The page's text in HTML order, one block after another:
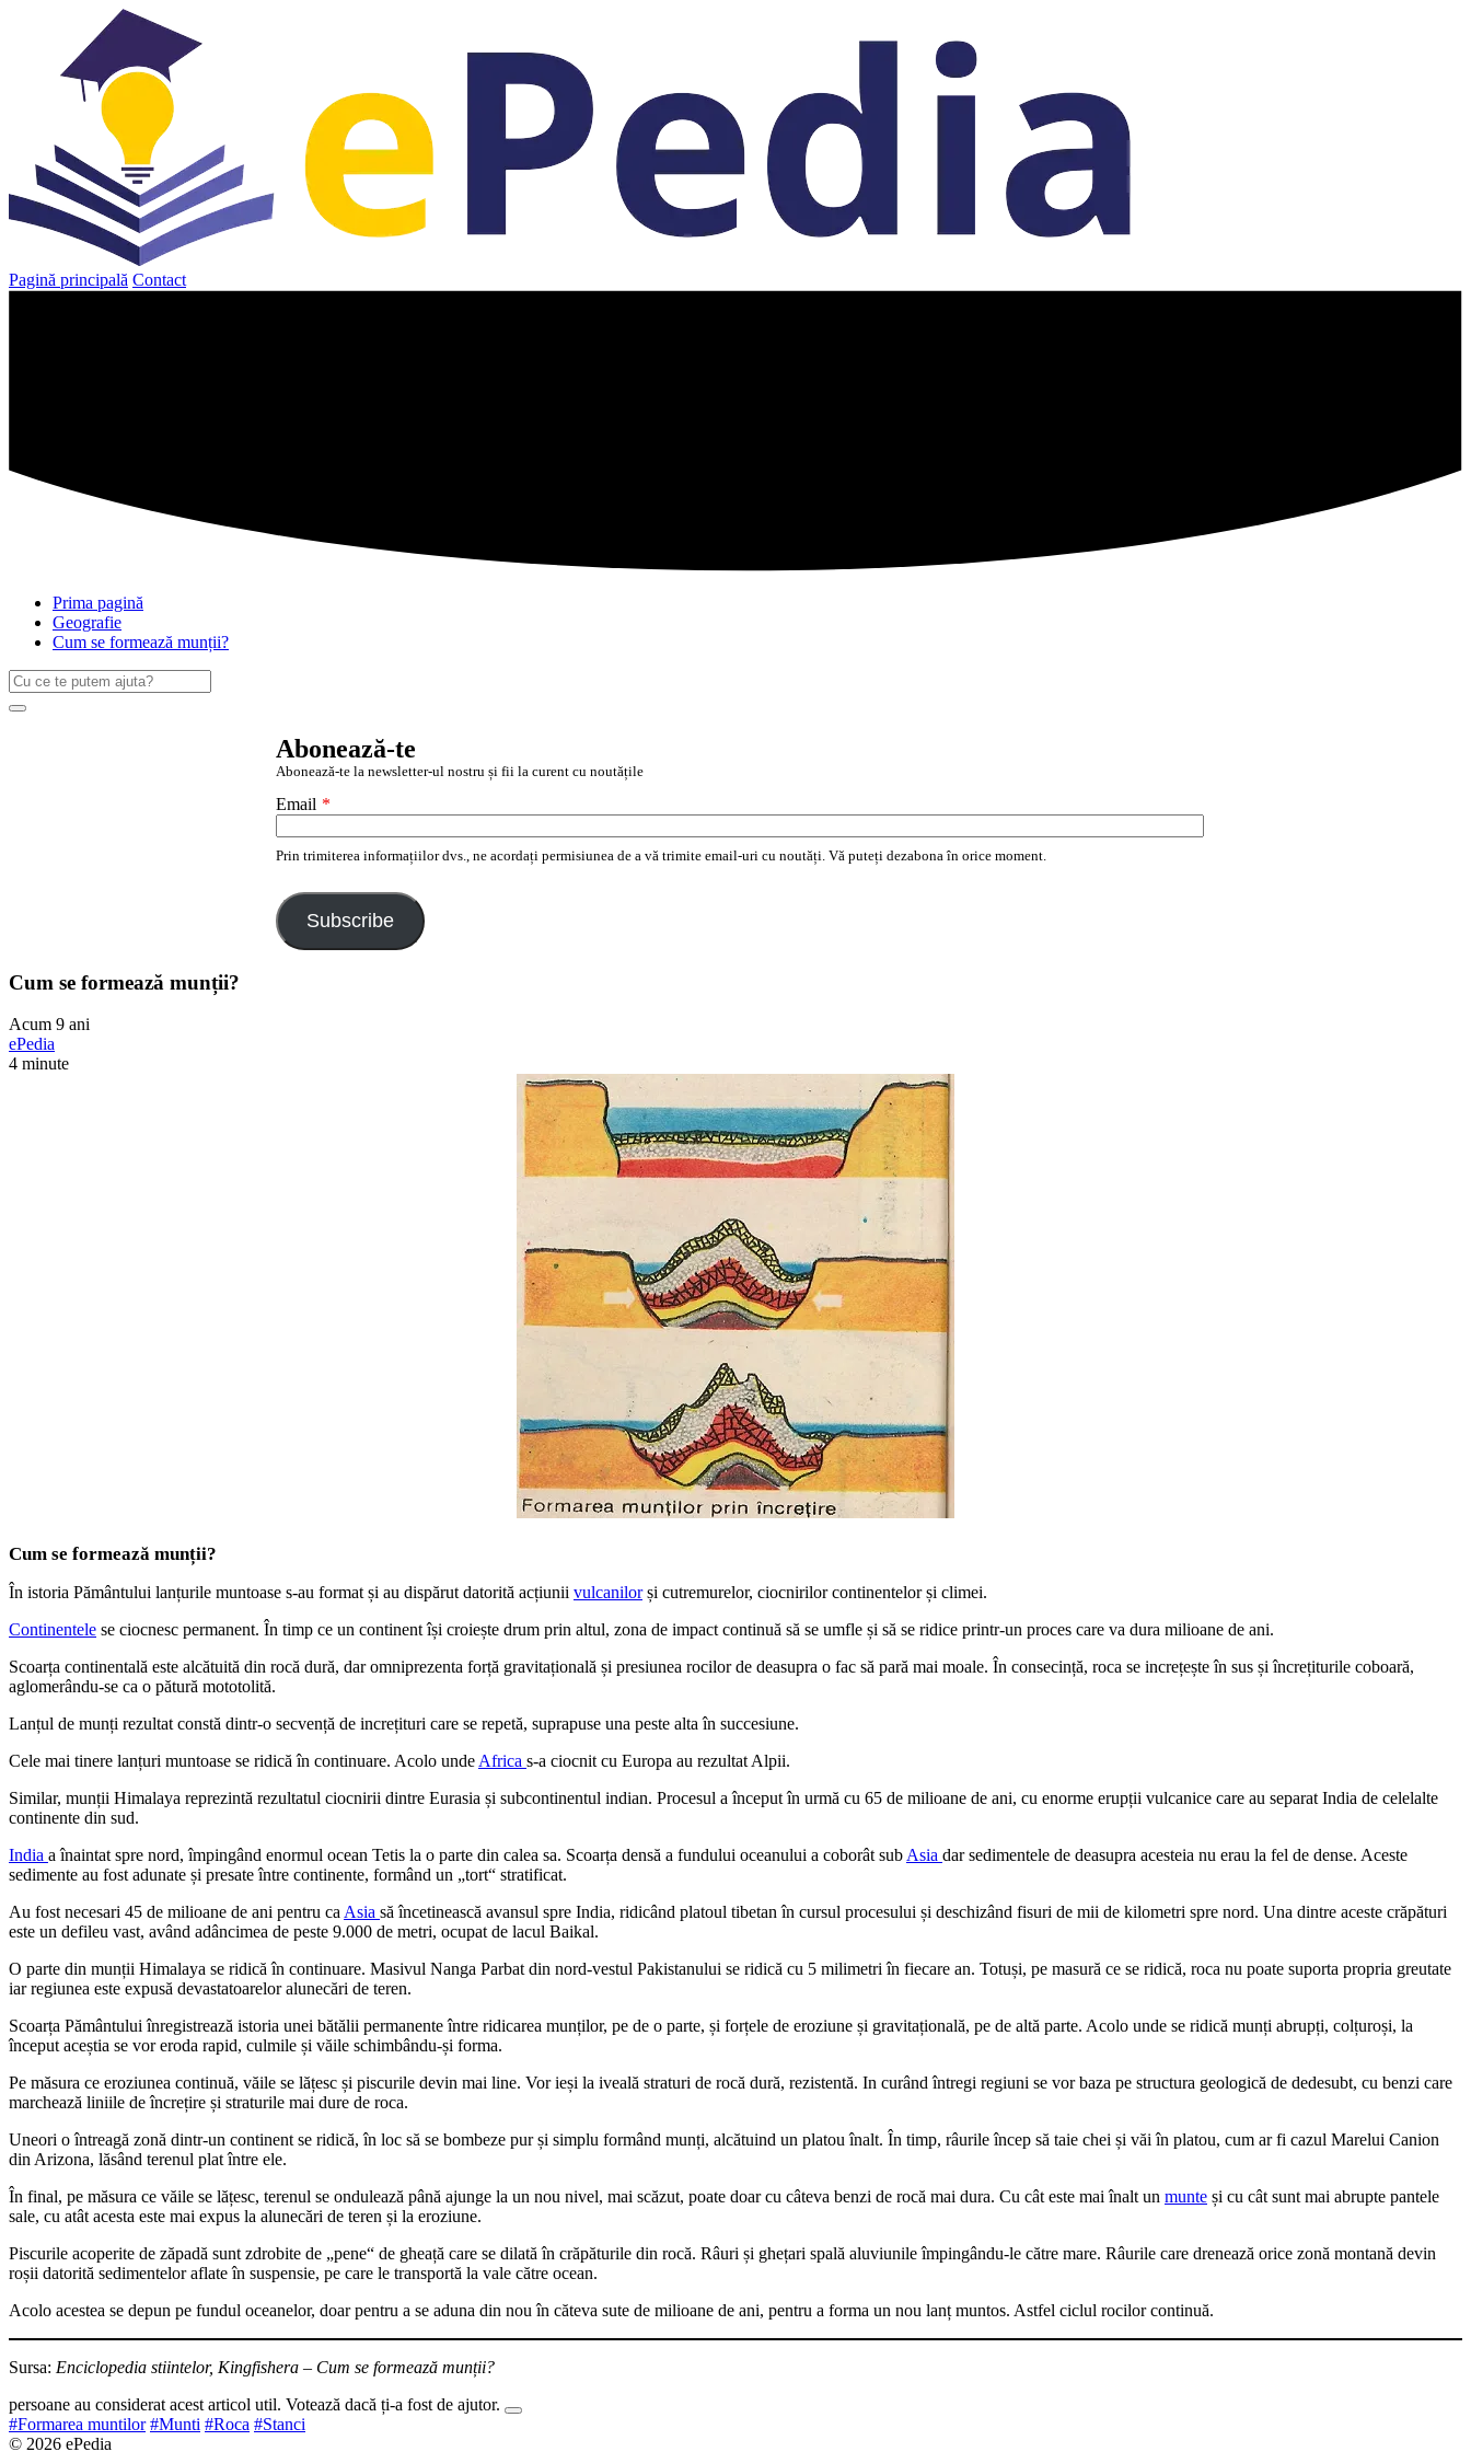
Pagină principală Contact
Prima pagină
Geografie
Cum se formează munții?
Caută
după:
Search
Abonează-te
Abonează-te la newsletter-ul nostru și fii la curent cu noutățile
Email *
Prin trimiterea informațiilor dvs., ne acordați permisiunea de a vă trimite email-uri cu noutăți. Vă puteți dezabona în orice moment.
Subscribe
Cum se formează munții?
Acum 9 ani
ePedia
4 minute
Cum se formează munții?
În istoria Pământului lanțurile muntoase s-au format și au dispărut datorită acțiunii vulcanilorși cutremurelor, ciocnirilor continentelor și climei.
Continentele se ciocnesc permanent. În timp ce un continent își croiește drum prin altul, zona de impact continuă să se umfle și să se ridice printr-un proces care va dura milioane de ani.
Scoarța continentală este alcătuită din rocă dură, dar omniprezenta forță gravitațională și presiunea rocilor de deasupra o fac să pară mai moale. În consecință, roca se increțește în sus și încrețiturile coboară,
aglomerându-se ca o pătură mototolită.
Lanțul de munți rezultat constă dintr-o secvență de increțituri care se repetă, suprapuse una peste alta în succesiune.
Cele mai tinere lanțuri muntoase se ridică în continuare. Acolo unde Africa s-a ciocnit cu Europa au rezultat Alpii.
Similar, munții Himalaya reprezintă rezultatul ciocnirii dintre Eurasia și subcontinentul indian. Procesul a început în urmă cu 65 de milioane de ani, cu enorme erupții vulcanice care au separat India de celelalte
continente din sud.
India a înaintat spre nord, împingând enormul ocean Tetis la o parte din calea sa. Scoarța densă a fundului oceanului a coborât sub Asia dar sedimentele de deasupra acesteia nu erau la fel de dense. Aceste
sedimente au fost adunate și presate între continente, formând un „tort“ stratificat.
Au fost necesari 45 de milioane de ani pentru ca Asia să încetinească avansul spre India, ridicând platoul tibetan în cursul procesului și deschizând fisuri de mii de kilometri spre nord. Una dintre aceste crăpături
este un defileu vast, având adâncimea de peste 9.000 de metri, ocupat de lacul Baikal.
O parte din munții Himalaya se ridică în continuare. Masivul Nanga Parbat din nord-vestul Pakistanului se ridică cu 5 milimetri în fiecare an. Totuși, pe masură ce se ridică, roca nu poate suporta propria greutate
iar regiunea este expusă devastatoarelor alunecări de teren.
Scoarța Pământului înregistrează istoria unei bătălii permanente între ridicarea munților, pe de o parte, și forțele de eroziune și gravitațională, pe de altă parte. Acolo unde se ridică munți abrupți, colțuroși, la
început aceștia se vor eroda rapid, culmile și văile schimbându-și forma.
Pe măsura ce eroziunea continuă, văile se lățesc și piscurile devin mai line. Vor ieși la iveală straturi de rocă dură, rezistentă. In curând întregi regiuni se vor baza pe structura geologică de dedesubt, cu benzi care
marchează liniile de încrețire și straturile mai dure de roca.
Uneori o întreagă zonă dintr-un continent se ridică, în loc să se bombeze pur și simplu formând munți, alcătuind un platou înalt. În timp, râurile încep să taie chei și văi în platou, cum ar fi cazul Marelui Canion
din Arizona, lăsând terenul plat între ele.
În final, pe măsura ce văile se lățesc, terenul se ondulează până ajunge la un nou nivel, mai scăzut, poate doar cu câteva benzi de rocă mai dura. Cu cât este mai înalt un munte și cu cât sunt mai abrupte pantele
sale, cu atât acesta este mai expus la alunecări de teren și la eroziune.
Piscurile acoperite de zăpadă sunt zdrobite de „pene“ de gheață care se dilată în crăpăturile din rocă. Râuri și ghețari spală aluviunile împingându-le către mare. Râurile care drenează orice zonă montană devin
roșii datorită sedimentelor aflate în suspensie, pe care le transportă la vale către ocean.
Acolo acestea se depun pe fundul oceanelor, doar pentru a se aduna din nou în căteva sute de milioane de ani, pentru a forma un nou lanț muntos. Astfel ciclul rocilor continuă.
Sursa: Enciclopedia stiintelor, Kingfishera – Cum se formează munții?
persoane au considerat acest articol util. Votează dacă ți-a fost de ajutor.
#Formarea muntilor #Munti #Roca #Stanci
© 2026 ePedia